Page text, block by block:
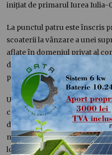
inițiat de primarul Iurea Iulia-
La punctul patru este înscris
scoaterii la vânzare a unei
aflate în domeniul privat al
dreptului de preempțiune,
primarului comunei.
Un alt proiect, aflat la punctul
completarea inventarului
domeniul privat al comunei
nr. 16/2024. Și acest
localității.